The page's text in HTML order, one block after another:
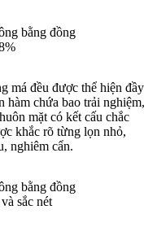
má đều được thể hiện đầy
hàm chứa bao trải nghiệm,
mặt có kết cấu chắc
khắc rõ từng lọn nhỏ,
nghiêm cẩn.
sắc nét